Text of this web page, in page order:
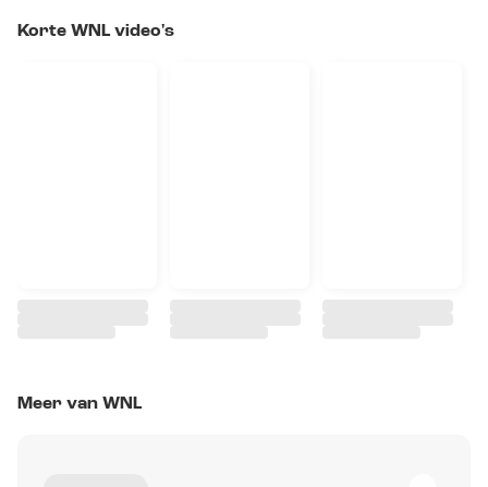
Korte WNL video's
Meer van WNL